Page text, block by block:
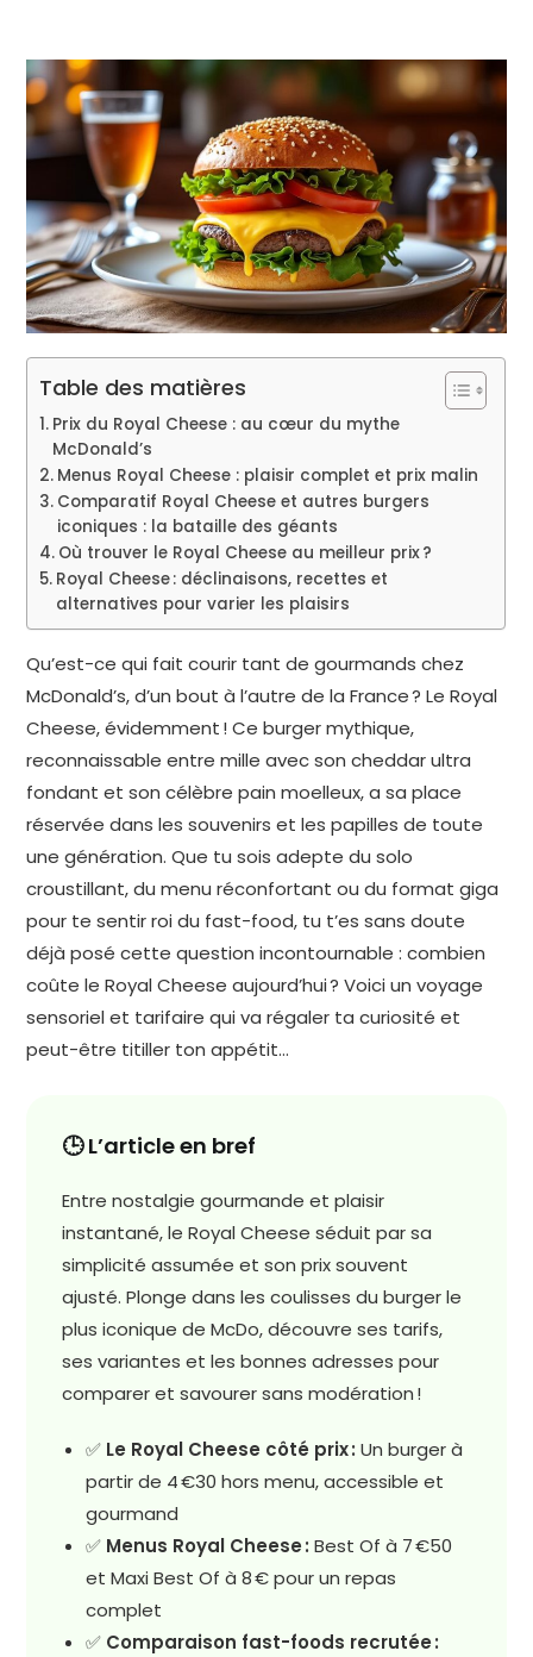
Table des matières
Prix du Royal Cheese : au cœur du mythe
McDonald’s
Menus Royal Cheese : plaisir complet et prix malin
Comparatif Royal Cheese et autres burgers
iconiques : la bataille des géants
Où trouver le Royal Cheese au meilleur prix ?
Royal Cheese : déclinaisons, recettes et
alternatives pour varier les plaisirs
Qu’est-ce qui fait courir tant de gourmands chez
McDonald’s, d’un bout à l’autre de la France ? Le Royal
Cheese, évidemment ! Ce burger mythique,
reconnaissable entre mille avec son cheddar ultra
fondant et son célèbre pain moelleux, a sa place
réservée dans les souvenirs et les papilles de toute
une génération. Que tu sois adepte du solo
croustillant, du menu réconfortant ou du format giga
pour te sentir roi du fast-food, tu t’es sans doute
déjà posé cette question incontournable : combien
coûte le Royal Cheese aujourd’hui ? Voici un voyage
sensoriel et tarifaire qui va régaler ta curiosité et
peut-être titiller ton appétit…
🕒 L’article en bref
Entre nostalgie gourmande et plaisir
instantané, le Royal Cheese séduit par sa
simplicité assumée et son prix souvent
ajusté. Plonge dans les coulisses du burger le
plus iconique de McDo, découvre ses tarifs,
ses variantes et les bonnes adresses pour
comparer et savourer sans modération !
✅ Le Royal Cheese côté prix : Un burger à
partir de 4 €30 hors menu, accessible et
gourmand
✅ Menus Royal Cheese : Best Of à 7 €50
et Maxi Best Of à 8 € pour un repas
complet
✅ Comparaison fast-foods recrutée :